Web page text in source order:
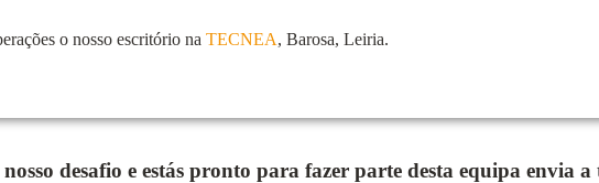
o nosso escritório na TECNEA, Barosa, Leiria.
desafio e estás pronto para fazer parte desta equipa envia